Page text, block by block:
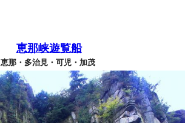
恵那峡遊覧船
恵那・多治見・可児・加茂